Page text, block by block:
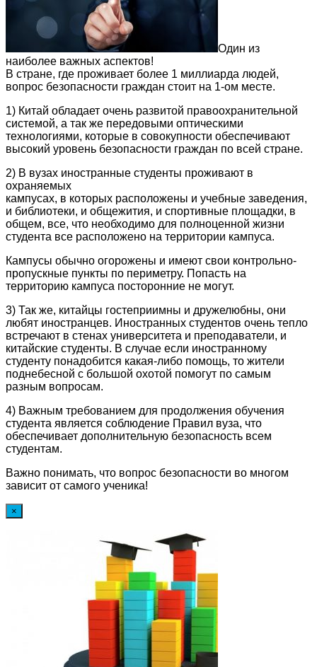
Один из
наиболее важных аспектов!
В стране, где проживает более 1 миллиарда людей,
вопрос безопасности граждан стоит на 1-ом месте.
1) Китай обладает очень развитой правоохранительной
системой, а так же передовыми оптическими
технологиями, которые в совокупности обеспечивают
высокий уровень безопасности граждан по всей стране.
2) В вузах иностранные студенты проживают в
охраняемых
кампусах, в которых расположены и учебные заведения,
и библиотеки, и общежития, и спортивные площадки, в
общем, все, что необходимо для полноценной жизни
студента все расположено на территории кампуса.
Кампусы обычно огорожены и имеют свои контрольно-
пропускные пункты по периметру. Попасть на
территорию кампуса посторонние не могут.
3) Так же, китайцы гостеприимны и дружелюбны, они
любят иностранцев. Иностранных студентов очень тепло
встречают в стенах университета и преподаватели, и
китайские студенты. В случае если иностранному
студенту понадобится какая-либо помощь, то жители
поднебесной с большой охотой помогут по самым
разным вопросам.
4) Важным требованием для продолжения обучения
студента является соблюдение Правил вуза, что
обеспечивает дополнительную безопасность всем
студентам.
Важно понимать, что вопрос безопасности во многом
зависит от самого ученика!
×